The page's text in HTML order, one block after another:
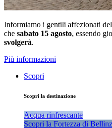
Informiamo i gentili affezionati
che sabato 15 agosto, essendo
svolgerà.
Più informazioni
Scopri
Scopri la destinazione
Acqua rinfrescante
Scopri la Fortezza di